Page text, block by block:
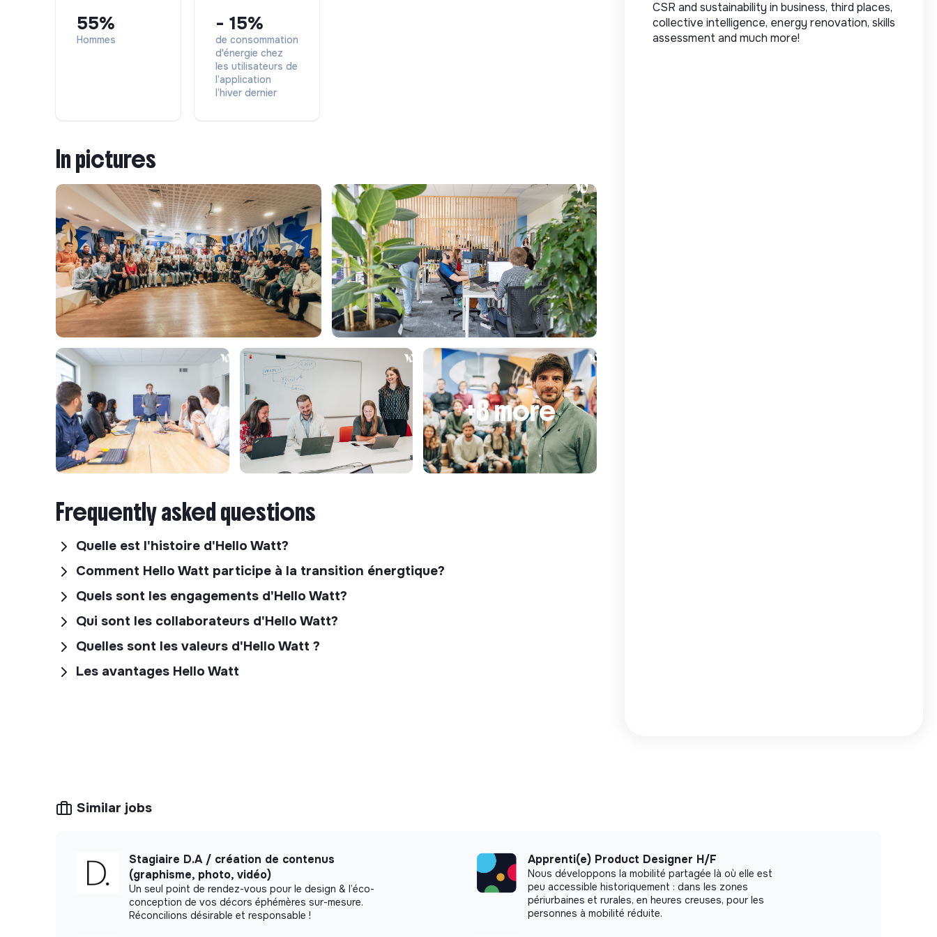
Design & UI :
Suite Adobe complète (Premiere Pro, After Effects, Illustrator,
55%
Hommes
- 15%
de consommation
d'énergie chez
les utilisateurs de
l’application
l’hiver dernier
In pictures
+8 more
Frequently asked questions
Quelle est l'histoire d'Hello Watt?
Comment Hello Watt participe à la transition énergtique?
Quels sont les engagements d'Hello Watt?
Qui sont les collaborateurs d'Hello Watt?
Quelles sont les valeurs d'Hello Watt ?
Les avantages Hello Watt
CSR and sustainability in business, third places,
collective intelligence, energy renovation, skills
assessment and much more!
Similar jobs
Stagiaire D.A / création de contenus
(graphisme, photo, vidéo)
Un seul point de rendez-vous pour le design & l’éco-
conception de vos décors éphémères sur-mesure.
Réconcilions désirable et responsable !
Apprenti(e) Product Designer H/F
Nous développons la mobilité partagée là où elle est
peu accessible historiquement : dans les zones
périurbaines et rurales, en heures creuses, pour les
personnes à mobilité réduite.